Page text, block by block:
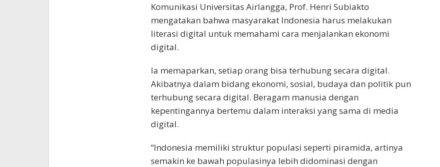
Komunikasi Universitas Airlangga, Prof. Henri Subiakto
mengatakan bahwa masyarakat Indonesia harus melakukan
literasi digital untuk memahami cara menjalankan ekonomi
digital.
Ia memaparkan, setiap orang bisa terhubung secara digital.
Akibatnya dalam bidang ekonomi, sosial, budaya dan politik pun
terhubung secara digital. Beragam manusia dengan
kepentingannya bertemu dalam interaksi yang sama di media
digital.
“Indonesia memiliki struktur populasi seperti piramida, artinya
semakin ke bawah populasinya lebih didominasi dengan